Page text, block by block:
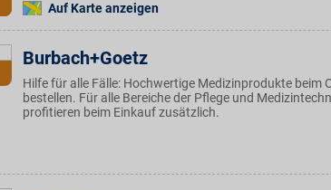
Auf Karte anzeigen
Burbach+Goetz
Hilfe für alle Fälle: Hochwertige Medizinprodukte beim
bestellen. Für alle Bereiche der Pflege und
profitieren beim Einkauf zusätzlich.